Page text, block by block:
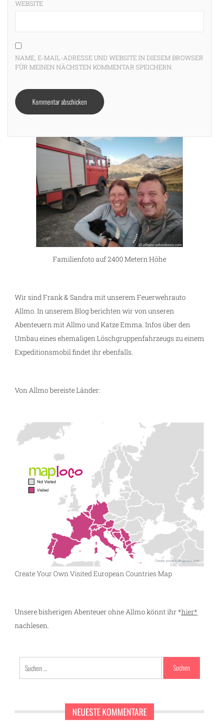
WEBSITE
NAME, E-MAIL-ADRESSE UND WEBSITE IN DIESEM BROWSER
FÜR MEINEN NÄCHSTEN KOMMENTAR SPEICHERN.
Familienfoto auf 2400 Metern Höhe
Wir sind Frank & Sandra mit unserem Feuerwehrauto
Allmo. In unserem Blog berichten wir von unseren
Abenteuern mit Allmo und Katze Emma. Infos über den
Umbau eines ehemaligen Löschgruppenfahrzeugs zu einem
Expeditionsmobil findet ihr ebenfalls.
Von Allmo bereiste Länder:
Create Your Own Visited European Countries Map
Unsere bisherigen Abenteuer ohne Allmo könnt ihr *hier*
nachlesen.
Suchen
nach:
NEUESTE KOMMENTARE